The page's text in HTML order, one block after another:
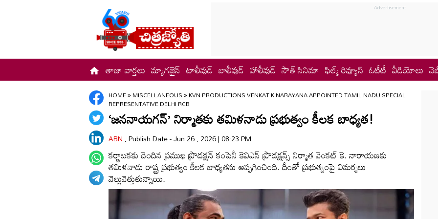
తాజా వార్తలు మ్యాగజైన్ టాలీవుడ్ బాలీవుడ్ హాలీవుడ్ సౌత్ సినిమా ఫిల్మ్ రివ్యూస్ ఓటీటీ వీడియోలు
HOME»MISCELLANEOUS»KVN PRODUCTIONS VENKAT K NARAYANA APPOINTED TAMIL NADU SPECIAL
REPRESENTATIVE DELHI RCB
‘జననాయగన్‌’ నిర్మాతకు తమిళనాడు ప్రభుత్వం కీలక బాధ్యత!
ABN, Publish Date - Jun 26 , 2026 | 08:23 PM
కర్ణాటకకు చెందిన ప్రముఖ ప్రొడక్షన్ కంపెనీ కెవిఎన్ ప్రొడక్షన్స్ నిర్మాత వెంకట్ కె. నారాయణ‌కు
తమిళనాడు రాష్ట్ర ప్రభుత్వం కీలక బాధ్యతను అప్పగించింది. దీంతో ప్రభుత్వంపై విమర్శలు
వెల్లువెత్తుతున్నాయి.